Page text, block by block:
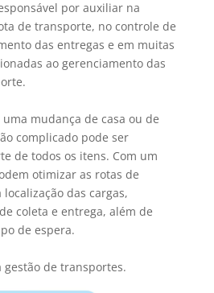
por auxiliar na
de transporte, no controle de
das entregas e em muitas
ao gerenciamento das
mudança de casa ou de
complicado pode ser
de todos os itens. Com um
otimizar as rotas de
das cargas,
coleta e entrega, além de
de espera.
gestão de transportes.